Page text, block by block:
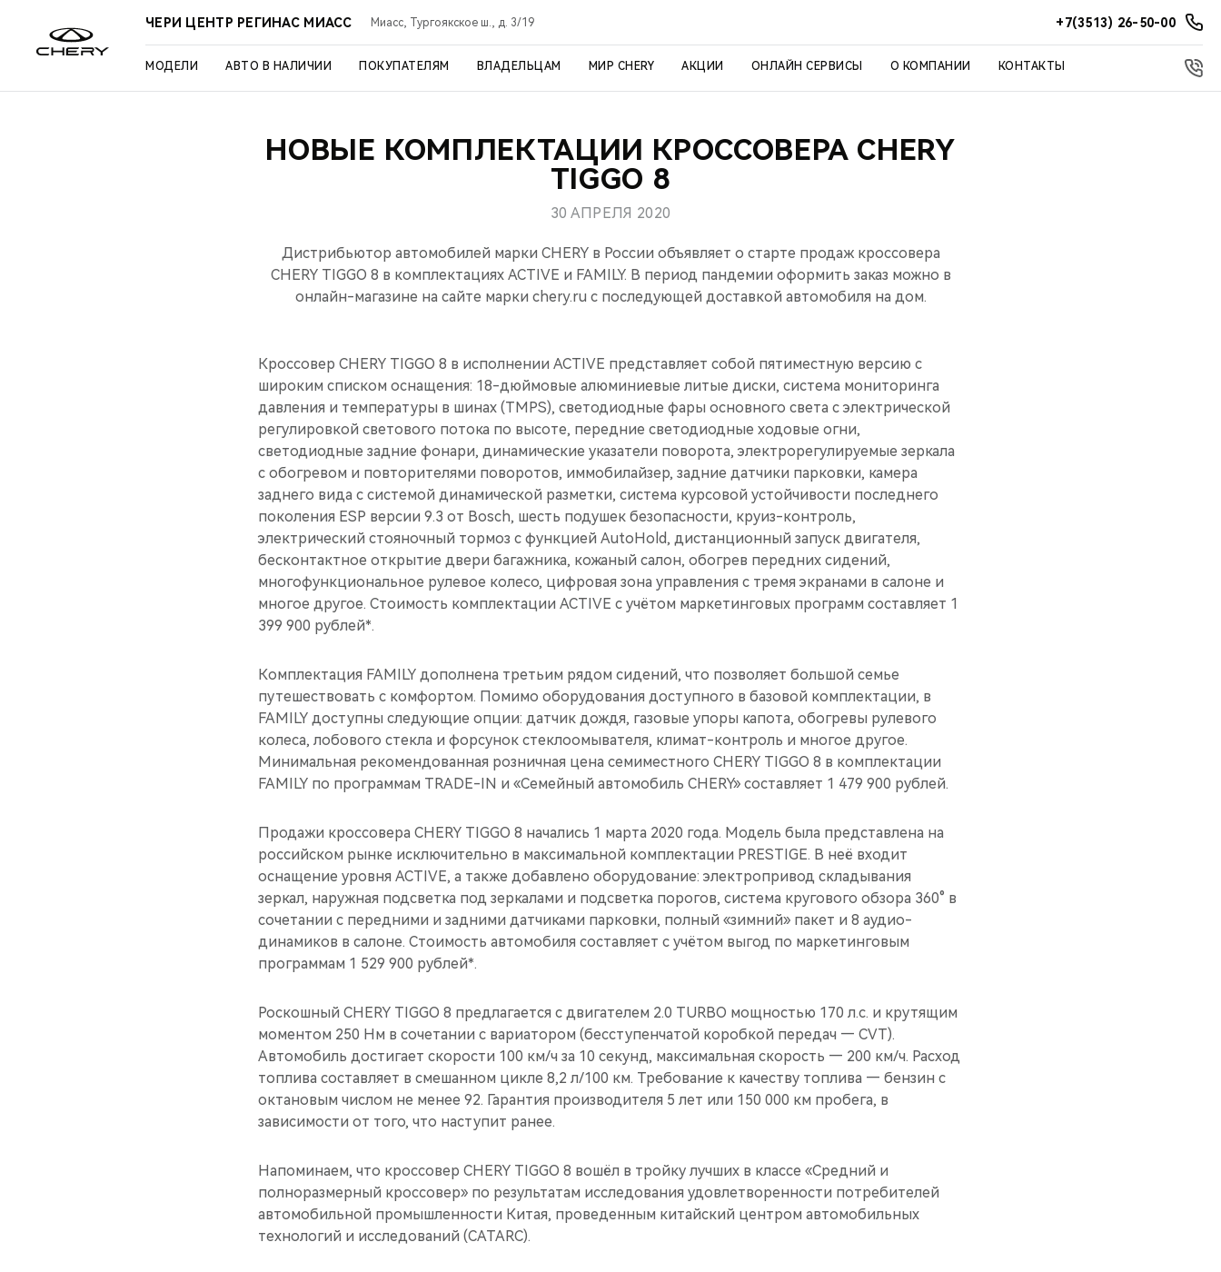
ЧЕРИ ЦЕНТР РЕГИНАС МИАСС Миасс, Тургоякское ш., д. 3/19 +7(3513) 26-50-00
МОДЕЛИ АВТО В НАЛИЧИИ ПОКУПАТЕЛЯМ ВЛАДЕЛЬЦАМ МИР CHERY АКЦИИ ОНЛАЙН СЕРВИСЫ О КОМПАНИИ КОНТАКТЫ
НОВЫЕ КОМПЛЕКТАЦИИ КРОССОВЕРА CHERY
TIGGO 8
30 АПРЕЛЯ 2020
Дистрибьютор автомобилей марки CHERY в России объявляет о старте продаж кроссовера
CHERY TIGGO 8 в комплектациях ACTIVE и FAMILY. В период пандемии оформить заказ можно в
онлайн-магазине на сайте марки chery.ru c последующей доставкой автомобиля на дом.
Кроссовер CHERY TIGGO 8 в исполнении ACTIVE представляет собой пятиместную версию с
широким списком оснащения: 18-дюймовые алюминиевые литые диски, система мониторинга
давления и температуры в шинах (TMPS), cветодиодные фары основного света c электрической
регулировкой светового потока по высоте, передние светодиодные ходовые огни,
светодиодные задние фонари, динамические указатели поворота, электрорегулируемые зеркала
с обогревом и повторителями поворотов, иммобилайзер, задние датчики парковки, камера
заднего вида с системой динамической разметки, система курсовой устойчивости последнего
поколения ESP версии 9.3 от Bosch, шесть подушек безопасности, круиз-контроль,
электрический стояночный тормоз с функцией AutoHold, дистанционный запуск двигателя,
бесконтактное открытие двери багажника, кожаный салон, обогрев передних сидений,
многофункциональное рулевое колесо, цифровая зона управления с тремя экранами в салоне и
многое другое. Стоимость комплектации ACTIVE c учётом маркетинговых программ составляет 1
399 900 рублей*.
Комплектация FAMILY дополнена третьим рядом сидений, что позволяет большой семье
путешествовать с комфортом. Помимо оборудования доступного в базовой комплектации, в
FAMILY доступны следующие опции: датчик дождя, газовые упоры капота, обогревы рулевого
колеса, лобового стекла и форсунок стеклоомывателя, климат-контроль и многое другое.
Минимальная рекомендованная розничная цена семиместного CHERY TIGGO 8 в комплектации
FAMILY по программам TRADE-IN и «Семейный автомобиль CHERY» составляет 1 479 900 рублей.
Продажи кроссовера CHERY TIGGO 8 начались 1 марта 2020 года. Модель была представлена на
российском рынке исключительно в максимальной комплектации PRESTIGE. В неё входит
оснащение уровня ACTIVE, а также добавлено оборудование: электропривод складывания
зеркал, наружная подсветка под зеркалами и подсветка порогов, система кругового обзора 360° в
сочетании с передними и задними датчиками парковки, полный «зимний» пакет и 8 аудио-
динамиков в салоне. Стоимость автомобиля составляет с учётом выгод по маркетинговым
программам 1 529 900 рублей*.
Роскошный CHERY TIGGO 8 предлагается с двигателем 2.0 TURBO мощностью 170 л.c. и крутящим
моментом 250 Нм в сочетании с вариатором (бесступенчатой коробкой передач — CVT).
Автомобиль достигает скорости 100 км/ч за 10 секунд, максимальная скорость — 200 км/ч. Расход
топлива составляет в смешанном цикле 8,2 л/100 км. Требование к качеству топлива — бензин с
октановым числом не менее 92. Гарантия производителя 5 лет или 150 000 км пробега, в
зависимости от того, что наступит ранее.
Напоминаем, что кроссовер CHERY TIGGO 8 вошёл в тройку лучших в классе «Средний и
полноразмерный кроссовер» по результатам исследования удовлетворенности потребителей
автомобильной промышленности Китая, проведенным китайский центром автомобильных
технологий и исследований (CATARC).